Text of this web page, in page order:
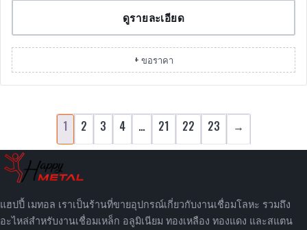
ดูรายละเอียด
+ ขอราคา
1 2 3 4 … 21 22 23 →
แฮปปี้ เมทอล เราเป็นร้านที่ขายอุปกรณ์เกี่ยวกับงานเชื่อมโลหะ รวมถึง
อะไหล่สำหรับงานเชื่อมเหล็ก อลูมิเนียม ทองเหลือง ทองแดง และสแตน